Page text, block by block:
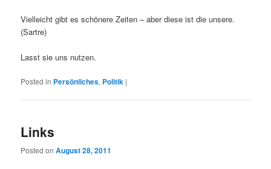
Vielleicht gibt es schönere Zeiten – aber diese ist die unsere.
(Sartre)
Lasst sie uns nutzen.
Posted in Persönliches, Politik |
Links
Posted onAugust 28, 2011